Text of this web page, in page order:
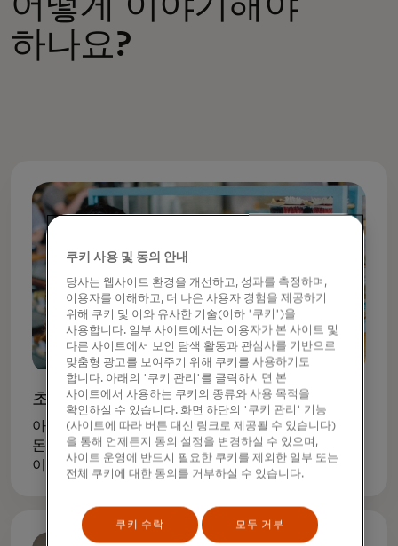
하나요?
초등학교
아이가 숫자를 셀 수 있게 되면 물건에는 돈이 들며
돈은 무한하지 않다는 기본적인 경제 개념에 대해
이야기하기 시작하세요. 새 장난감에 대한 요청은
기회입니다.
쿠키 사용 및 동의 안내
당사는 웹사이트 환경을 개선하고, 성과를 측정하며,
이용자를 이해하고, 더 나은 사용자 경험을 제공하기
위해 쿠키 및 이와 유사한 기술(이하 '쿠키')을
사용합니다. 일부 사이트에서는 이용자가 본 사이트 및
다른 사이트에서 보인 탐색 활동과 관심사를 기반으로
맞춤형 광고를 보여주기 위해 쿠키를 사용하기도
합니다. 아래의 '쿠키 관리'를 클릭하시면 본
사이트에서 사용하는 쿠키의 종류와 사용 목적을
확인하실 수 있습니다. 화면 하단의 '쿠키 관리' 기능
(사이트에 따라 버튼 대신 링크로 제공될 수 있습니다)
을 통해 언제든지 동의 설정을 변경하실 수 있으며,
사이트 운영에 반드시 필요한 쿠키를 제외한 일부 또는
전체 쿠키에 대한 동의를 거부하실 수 있습니다.
쿠키 수락 모두 거부